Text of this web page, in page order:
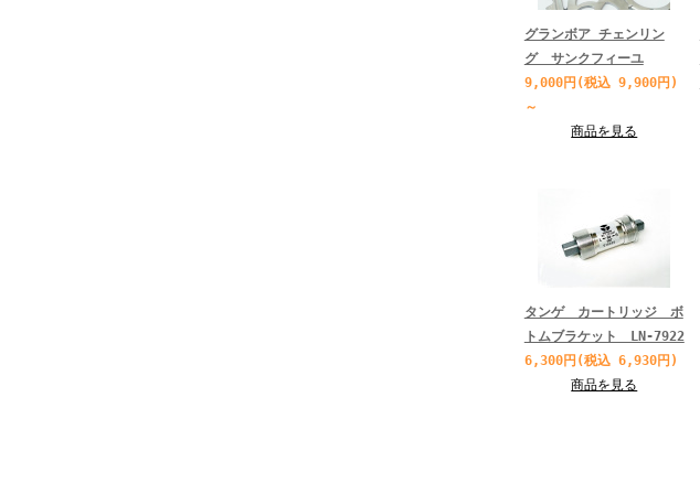
グランボア チェンリン
グ サンクフィーユ
9,000円(税込 9,900円)
～
商品を見る
タンゲ カートリッジ ボ
トムブラケット LN-7922
6,300円(税込 6,930円)
商品を見る